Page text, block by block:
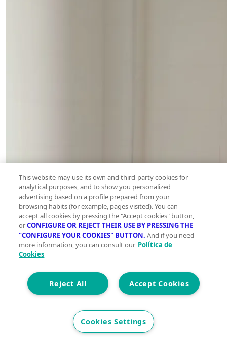
This website may use its own and third-party cookies for
analytical purposes, and to show you personalized
advertising based on a profile prepared from your
browsing habits (for example, pages visited). You can
accept all cookies by pressing the "Accept cookies" button,
orCONFIGURE OR REJECT THEIR USE BY PRESSING THE
"CONFIGURE YOUR COOKIES" BUTTON. And if you need
more information, you can consult our Política de
Cookies
Accept Cookies
Reject All
Cookies Settings